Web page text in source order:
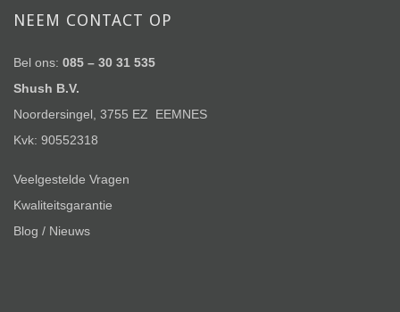
NEEM CONTACT OP
Bel ons: 085 – 30 31 535
Shush B.V.
Noordersingel, 3755 EZ EEMNES
Kvk: 90552318
Veelgestelde Vragen
Kwaliteitsgarantie
Blog / Nieuws